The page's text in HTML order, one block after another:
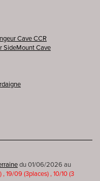
Cave CCR
SideMount Cave
du 01/06/2026 au
19/09 (3places) , 10/10 (3